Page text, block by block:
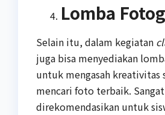
Lomba
Selain itu, dalam kegiatan
juga bisa menyediakan
untuk mengasah kreativitas
mencari foto terbaik. Sangat
direkomendasikan untuk